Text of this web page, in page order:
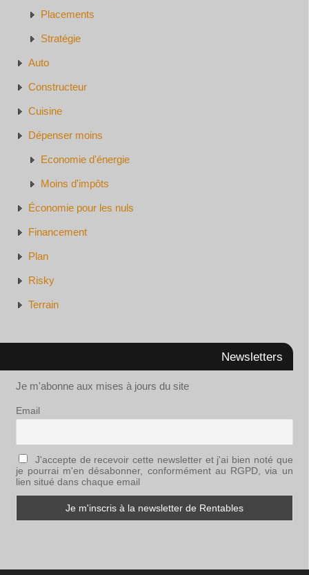
Placements
Stratégie
Auto
Constructeur
Cuisine
Dépenser moins
Economie d'énergie
Moins d'impôts
Économie pour les nuls
Financement
Plan
Risky
Terrain
Newsletters
Je m'abonne aux mises à jours du site
Email
J'accepte de recevoir cette newsletter et j'ai bien noté que
je pourrai m'en désabonner, conformément au RGPD, via un
lien situé dans chaque email